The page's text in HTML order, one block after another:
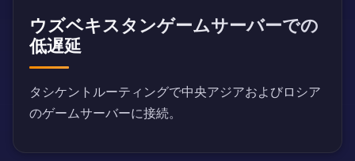
ウズベキスタンゲームサーバーでの
低遅延
タシケントルーティングで中央アジアおよびロシア
のゲームサーバーに接続。